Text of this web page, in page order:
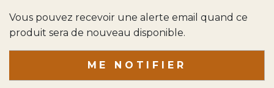
Vous pouvez recevoir une alerte email quand ce
produit sera de nouveau disponible.
ME NOTIFIER